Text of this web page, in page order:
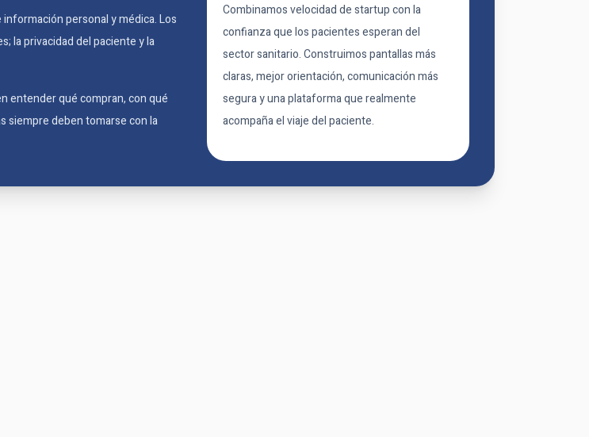
personal y médica. Los
la privacidad del paciente y la
entender qué compran, con qué
siempre deben tomarse con la
Combinamos velocidad de startup con la
confianza que los pacientes esperan del
sector sanitario. Construimos pantallas más
claras, mejor orientación, comunicación más
segura y una plataforma que realmente
acompaña el viaje del paciente.